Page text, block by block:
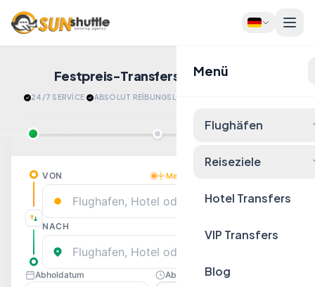
Menü
Flughäfen
Reiseziele
Hotel Transfers
VIP Transfers
Blog
Festpreis-Transfers Jetzt Buchen!
24/7 SERVİCE · ABSOLUT REİBUNGSLOS